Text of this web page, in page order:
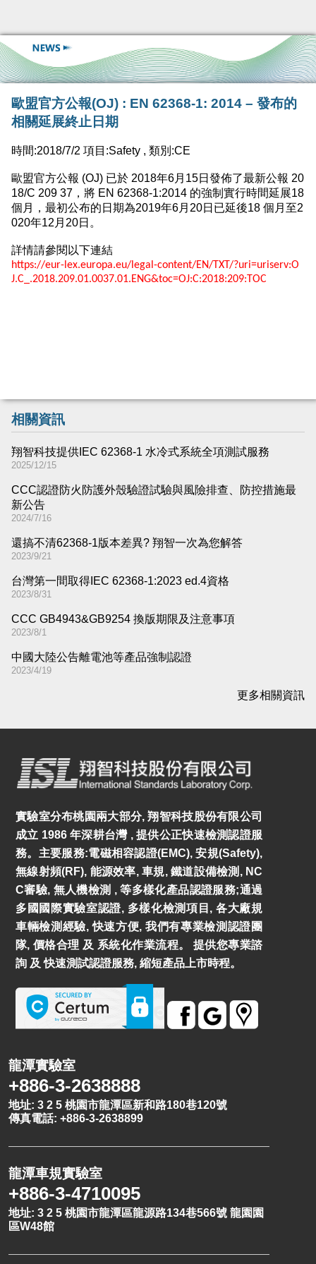
歐盟官方公報(OJ) : EN 62368-1: 2014 – 發布的
相關延展終止日期
時間:2018/7/2 項目:Safety , 類別:CE
歐盟官方公報 (OJ) 已於 2018年6月 15日發佈了最新公報 20
18/C 209 37 ，將 EN 62368-1:2014 的強制實行時間延展18
個月， 最初公布的日期為2019年6月 20日已延後18 個月 至2
020年12 月 20日。
詳情請參閱以下連結
https://eur-lex.europa.eu/legal-content/EN/TXT/?uri=uriserv:O
J.C_.2018.209.01.0037.01.ENG&toc=OJ:C:2018:209:TOC
相關資訊
翔智科技提供IEC 62368-1 水冷式系統全項測試服務
2025/12/15
CCC認證防火防護外殼驗證試驗與風險排查、防控措施最
新公告
2024/7/16
還搞不清62368-1版本差異​? 翔智一次為您解答
2023/9/21
台灣第一間取得IEC 62368-1:2023 ed.4資格
2023/8/31
CCC GB4943&GB9254 換版期限及注意事項
2023/8/1
中國大陸公告離電池等產品強制認證
2023/4/19
更多相關資訊
實驗室分布桃園兩大部分, 翔智科技股份有限公司
成立 1986 年深耕台灣 , 提供公正快速檢測認證服
務。主要服務:電磁相容認證(EMC), 安規(Safety),
無線射頻(RF), 能源效率, 車規, 鐵道設備檢測, NC
C審驗, 無人機檢測 , 等多樣化產品認證服務;通過
多國國際實驗室認證, 多樣化檢測項目, 各大廠規
車輛檢測經驗, 快速方便, 我們有專業檢測認證團
隊, 價格合理 及 系統化作業流程。 提供您專業諮
詢 及 快速測試認證服務, 縮短產品上市時程。
龍潭實驗室
+886-3-2638888
地址: 3 2 5 桃園市龍潭區新和路180巷120號
傳真電話: +886-3-2638899
龍潭車規實驗室
+886-3-4710095
地址: 3 2 5 桃園市龍潭區龍源路134巷566號 龍園園
區W48館